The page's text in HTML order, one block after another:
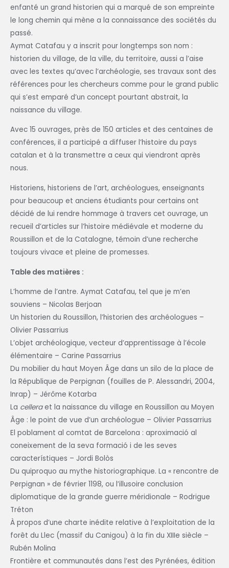
enfanté un grand historien qui a marqué de son empreinte
le long chemin qui mène a la connaissance des sociétés du
passé.
Aymat Catafau y a inscrit pour longtemps son nom :
historien du village, de la ville, du territoire, aussi a l’aise
avec les textes qu’avec l’archéologie, ses travaux sont des
références pour les chercheurs comme pour le grand public
qui s’est emparé d’un concept pourtant abstrait, la
naissance du village.
Avec 15 ouvrages, près de 150 articles et des centaines de
conférences, il a participé a diffuser l’histoire du pays
catalan et à la transmettre a ceux qui viendront après
nous.
Historiens, historiens de l’art, archéologues, enseignants
pour beaucoup et anciens étudiants pour certains ont
décidé de lui rendre hommage à travers cet ouvrage, un
recueil d’articles sur l’histoire médiévale et moderne du
Roussillon et de la Catalogne, témoin d’une recherche
toujours vivace et pleine de promesses.
Table des matières :
L’homme de l’antre. Aymat Catafau, tel que je m’en
souviens – Nicolas Berjoan
Un historien du Roussillon, l’historien des archéologues –
Olivier Passarrius
L’objet archéologique, vecteur d’apprentissage à l’école
élémentaire – Carine Passarrius
Du mobilier du haut Moyen Âge dans un silo de la place de
la République de Perpignan (fouilles de P. Alessandri, 2004,
Inrap) – Jérôme Kotarba
La celleraet la naissance du village en Roussillon au Moyen
Âge : le point de vue d’un archéologue – Olivier Passarrius
El poblament al comtat de Barcelona : aproximació al
coneixement de la seva formació i de les seves
característiques – Jordi Bolòs
Du quiproquo au mythe historiographique. La « rencontre de
Perpignan » de février 1198, ou l’illusoire conclusion
diplomatique de la grande guerre méridionale – Rodrigue
Tréton
À propos d’une charte inédite relative à l’exploitation de la
forêt du Llec (massif du Canigou) à la fin du XIIIe siècle –
Rubén Molina
Frontière et communautés dans l’est des Pyrénées, édition